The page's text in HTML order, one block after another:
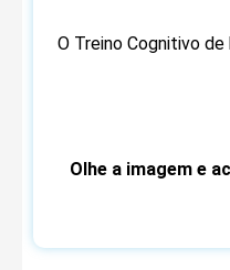
O Treino Cognitivo
Olhe a imagem e